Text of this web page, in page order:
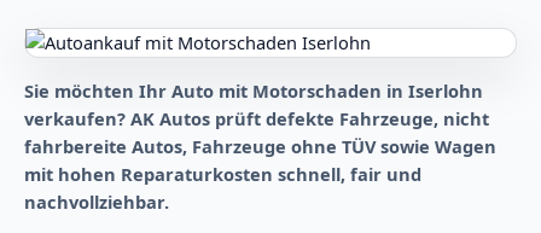
Sie möchten Ihr Auto mit Motorschaden in Iserlohn
verkaufen? AK Autos prüft defekte Fahrzeuge, nicht
fahrbereite Autos, Fahrzeuge ohne TÜV sowie Wagen
mit hohen Reparaturkosten schnell, fair und
nachvollziehbar.